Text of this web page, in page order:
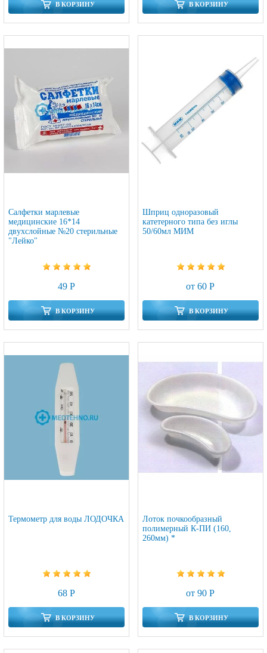
В КОРЗИНУ В КОРЗИНУ
Салфетки марлевые
медицинские 16*14
двухслойные №20 стерильные
"Лейко"
49 Р
В КОРЗИНУ
Шприц одноразовый
катетерного типа без иглы
50/60мл МИМ
от 60 Р
В КОРЗИНУ
Термометр для воды ЛОДОЧКА
68 Р
В КОРЗИНУ
Лоток почкообразный
полимерный К-ПИ (160,
260мм) *
от 90 Р
В КОРЗИНУ